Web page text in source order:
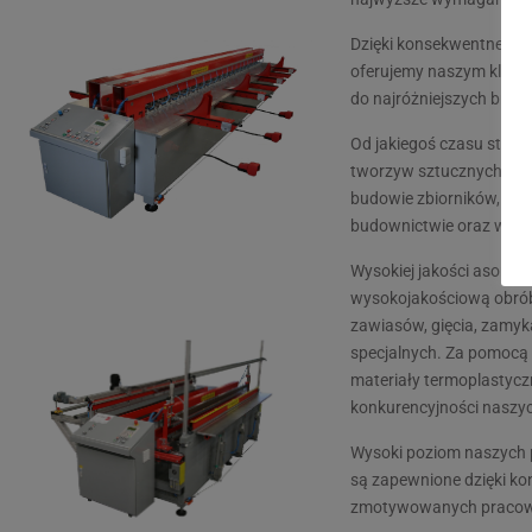
Dzięki
oferujemy naszym
do najróżniejszych
Od jakiegoś czasu
tworzyw sztucznych w
budowie zbiorników,
budownictwie oraz w
Wysokiej jakości
wysokojakościową
zawiasów, gięcia,
specjalnych. Za
materiały
konkurencyjności
Wysoki poziom
są zapewnione dzięki
zmotywowanych